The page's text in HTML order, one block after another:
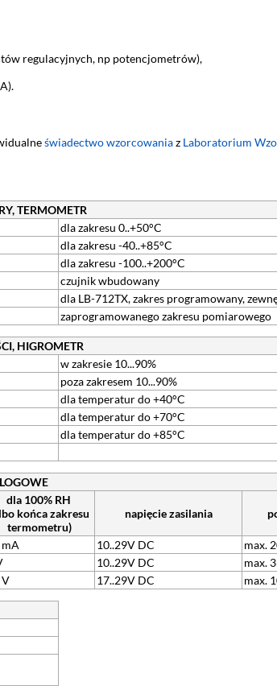
regulacyjnych, np potencjometrów),
świadectwo wzorcowaniaz Laboratorium
TERMOMETR
dla zakresu 0..+50°C
dla zakresu -40..+85°C
dla zakresu -100..+200°C
czujnik wbudowany
dla LB-712TX, zakres programowany,
zaprogramowanego zakresu pomiarowego
HIGROMETR
w zakresie 10...90%
poza zakresem 10...90%
dla temperatur do +40°C
dla temperatur do +70°C
dla temperatur do +85°C
dla 100% RH
końca zakresu
termometru)
napięcie zasilania
10..29V DC
max.
10..29V DC
max.
V 17..29V DC max.